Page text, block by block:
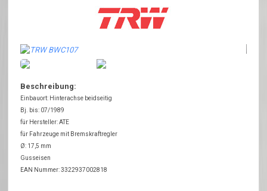
Beschreibung:
Einbauort: Hinterachse beidseitig
Bj. bis: 07/1989
für Hersteller: ATE
für Fahrzeuge mit Bremskraftregler
Ø: 17,5 mm
Gusseisen
EAN Nummer: 3322937002818